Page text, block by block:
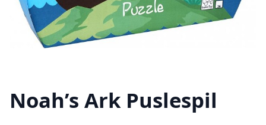
Noah’s Ark Puslespil